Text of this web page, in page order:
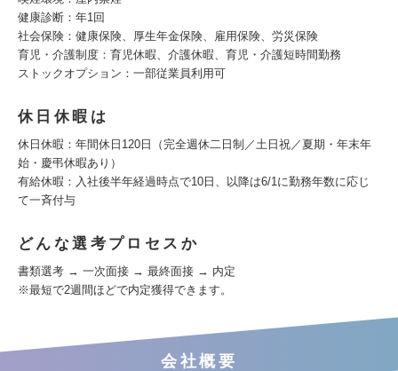
健康診断：年1回
社会保険：健康保険、厚生年金保険、雇用保険、労災保険
育児・介護制度：育児休暇、介護休暇、育児・介護短時間勤務
ストックオプション：一部従業員利用可
休日休暇は
休日休暇：年間休日120日（完全週休二日制／土日祝／夏期・年末年
始・慶弔休暇あり）
有給休暇：入社後半年経過時点で10日、以降は6/1に勤務年数に応じ
て一斉付与
どんな選考プロセスか
書類選考 → 一次面接 → 最終面接 → 内定
※最短で2週間ほどで内定獲得できます。
会社概要